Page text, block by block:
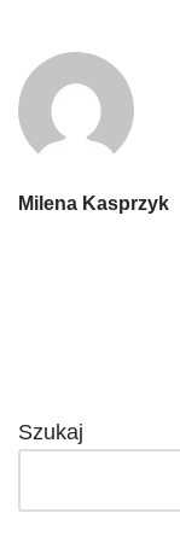
Milena Kasprzyk
Szukaj